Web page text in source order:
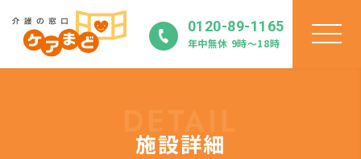
0120-89-1165
年中無休 9時〜18時
施設詳細